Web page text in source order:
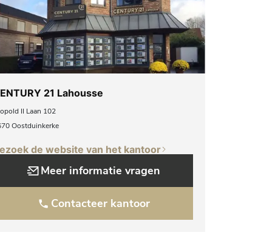
21 Lahousse
II Laan 102
Oostduinkerke
de website van het kantoor
Meer informatie vragen
Contacteer kantoor